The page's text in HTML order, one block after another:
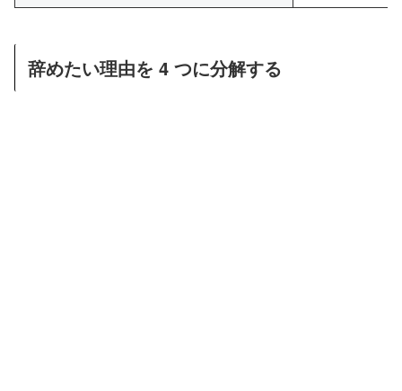
辞めたい理由を 4 つに分解する